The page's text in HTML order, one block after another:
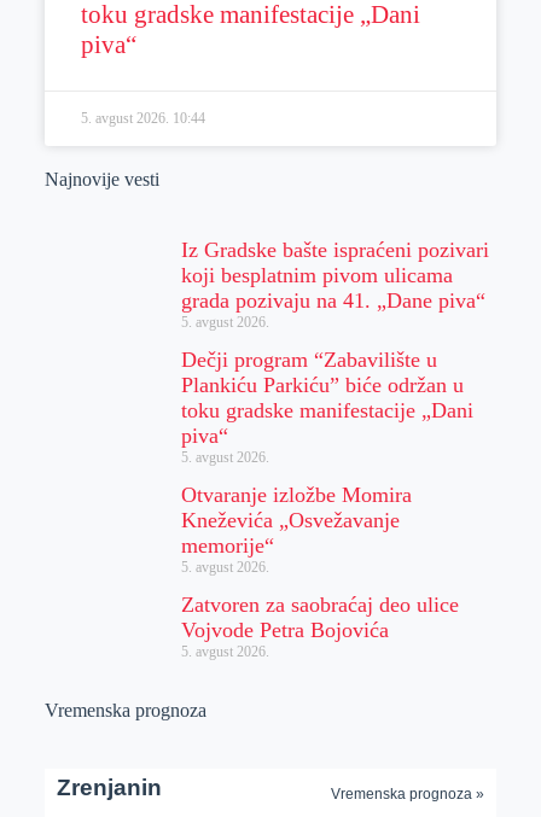
toku gradske manifestacije „Dani
piva“
5. avgust 2026. 10:44
Najnovije vesti
Iz Gradske bašte ispraćeni pozivari
koji besplatnim pivom ulicama
grada pozivaju na 41. „Dane piva“
5. avgust 2026.
Dečji program “Zabavilište u
Plankiću Parkiću” biće održan u
toku gradske manifestacije „Dani
piva“
5. avgust 2026.
Otvaranje izložbe Momira
Kneževića „Osvežavanje
memorije“
5. avgust 2026.
Zatvoren za saobraćaj deo ulice
Vojvode Petra Bojovića
5. avgust 2026.
Vremenska prognoza